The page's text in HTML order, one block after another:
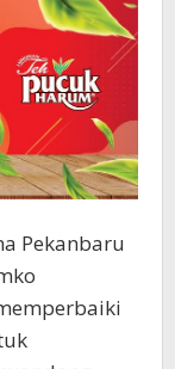
Pekanbaru